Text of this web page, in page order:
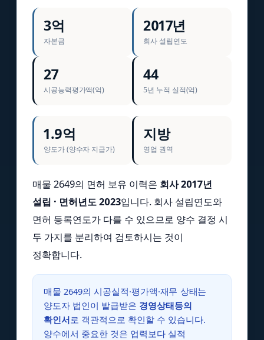
3억
자본금
2017년
회사 설립연도
27
시공능력평가액(억)
44
5년 누적 실적(억)
1.9억
양도가 (양수자 지급가)
지방
영업 권역
매물 2649의 면허 보유 이력은 회사 2017년
설립 · 면허년도 2023입니다. 회사 설립연도와
면허 등록연도가 다를 수 있으므로 양수 결정 시
두 가지를 분리하여 검토하시는 것이
정확합니다.
매물 2649의 시공실적·평가액·재무 상태는
양도자 법인이 발급받은 경영상태등의
확인서로 객관적으로 확인할 수 있습니다.
양수에서 중요한 것은 업력보다 실적